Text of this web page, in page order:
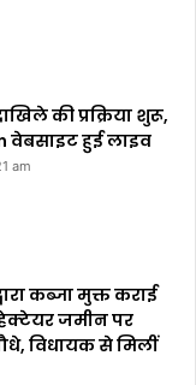
की प्रक्रिया शुरू,
हुई लाइव
am
कब्जा मुक्त कराई
हेक्टेयर जमीन पर
विधायक से मिलीं